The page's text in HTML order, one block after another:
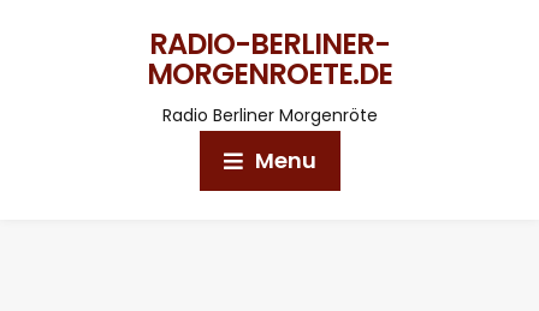
RADIO-BERLINER-
MORGENROETE.DE
Radio Berliner Morgenröte
Menu